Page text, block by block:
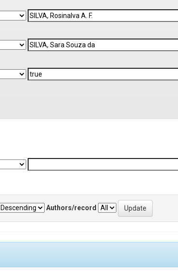
Authors/record